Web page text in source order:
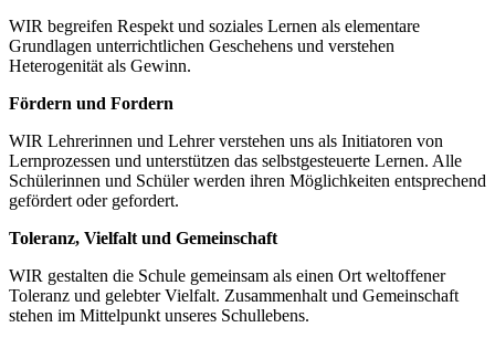
WIR begreifen Respekt und soziales Lernen als elementare
Grundlagen unterrichtlichen Geschehens und verstehen
Heterogenität als Gewinn.
Fördern und Fordern
WIR Lehrerinnen und Lehrer verstehen uns als Initiatoren von
Lernprozessen und unterstützen das selbstgesteuerte Lernen. Alle
Schülerinnen und Schüler werden ihren Möglichkeiten entsprechend
gefördert oder gefordert.
Toleranz, Vielfalt und Gemeinschaft
WIR gestalten die Schule gemeinsam als einen Ort weltoffener
Toleranz und gelebter Vielfalt. Zusammenhalt und Gemeinschaft
stehen im Mittelpunkt unseres Schullebens.